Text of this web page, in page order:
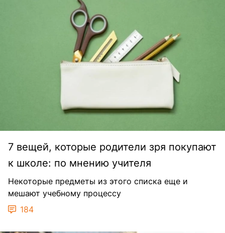
7 вещей, которые родители зря покупают
к школе: по мнению учителя
Некоторые предметы из этого списка еще и
мешают учебному процессу
184